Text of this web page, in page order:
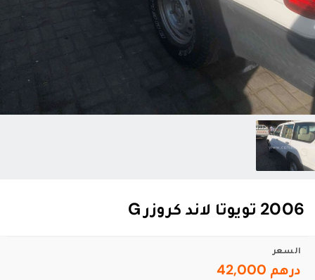
2006 تويوتا لاند كروزر G
السعر
درهم 42,000